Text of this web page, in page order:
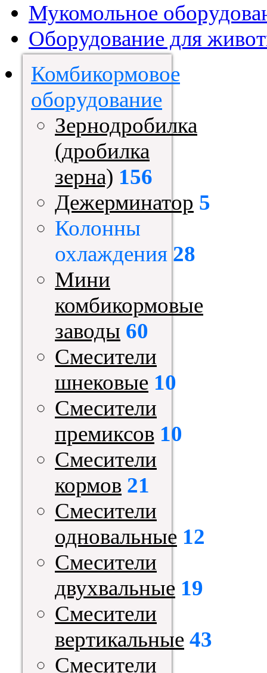
Мукомольное
Оборудование для
Комбикормовое
оборудование
Зернодробилка
(дробилка
зерна) 156
Дежерминатор 5
Колонны
охлаждения 28
Мини
комбикормовые
заводы 60
Смесители
шнековые 10
Смесители
премиксов 10
Смесители
кормов 21
Смесители
одновальные 12
Смесители
двухвальные 19
Смесители
вертикальные 43
Смесители